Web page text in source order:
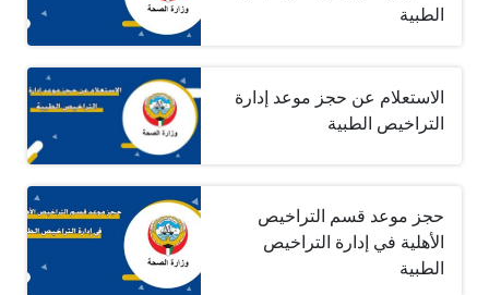
الطبية
الاستعلام عن حجز موعد إدارة
التراخيص الطبية
حجز موعد قسم التراخيص
الأهلية في إدارة التراخيص
الطبية